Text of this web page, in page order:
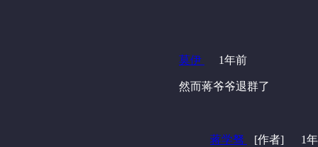
莫伊 1年前
然而蒋爷爷退群了
蒋学驽 [作者] 1